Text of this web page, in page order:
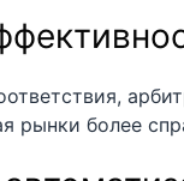
рынки более